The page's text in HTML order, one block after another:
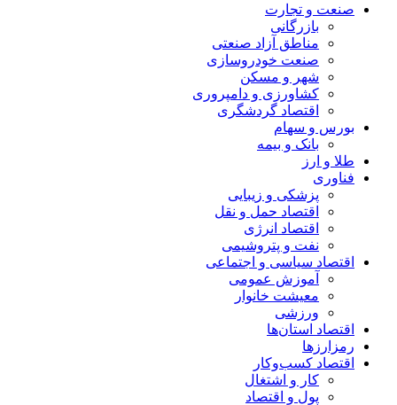
صنعت و تجارت
بازرگانی
مناطق آزاد صنعتی
صنعت خودروسازی
شهر و مسکن
کشاورزی و دامپروری
اقتصاد گردشگری
بورس و سهام
بانک و بیمه
طلا و ارز
فناوری
پزشکی و زیبایی
اقتصاد حمل و نقل
اقتصاد انرژی
نفت و پتروشیمی
اقتصاد سیاسی و اجتماعی
آموزش عمومی
معیشت خانوار
ورزشی
اقتصاد استان‌ها
رمزارزها
اقتصاد کسب‌و‌کار
کار و اشتغال
پول و اقتصاد